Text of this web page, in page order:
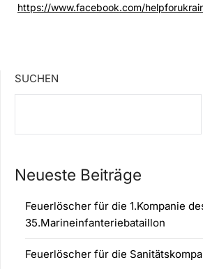
https://www.facebook.com/
SUCHEN
Neueste Beiträge
Feuerlöscher für die 1.Kompanie
35.Marineinfanteriebataillon
Feuerlöscher für die